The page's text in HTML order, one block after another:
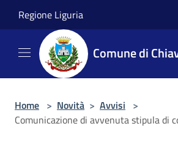
Regione Liguria
Comune di
Home > Novità > Avvisi >
Comunicazione di avvenuta stipula di